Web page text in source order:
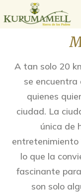
A tan solo 20
se
quienes
ciudad. La
única de
lo que la
fascinante
son solo